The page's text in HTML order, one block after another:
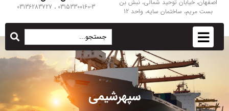
اصفهان، خیابان توحید شمالی، نبش بن
بست مریم، ساختمان سایه، واحد 12
03153300160-3 ، 03136283727
سپهرشیمی